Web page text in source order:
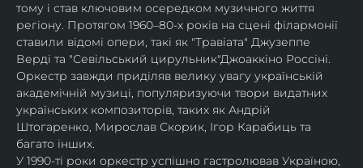
тому і став ключовим осередком музичного життя
регіону. Протягом 1960–80-х років на сцені філармонії
ставили відомі опери, такі як "Травіата" Джузеппе
Верді та "Севільський цирульник"Джоаккіно Россіні.
Оркестр завжди приділяв велику увагу українській
академічній музиці, популяризуючи твори видатних
українських композиторів, таких як Андрій
Штогаренко, Мирослав Скорик, Ігор Карабиць та
багато інших.
У 1990-ті роки оркестр успішно гастролював Україною,